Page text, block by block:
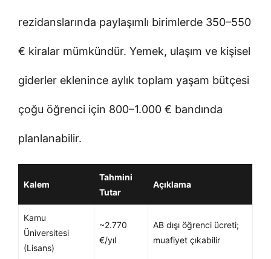
rezidanslarında paylaşımlı birimlerde 350–550
€ kiralar mümkündür. Yemek, ulaşım ve kişisel
giderler eklenince aylık toplam yaşam bütçesi
çoğu öğrenci için 800–1.000 € bandında
planlanabilir.
Kalem
Tahmini
Tutar
Açıklama
Kamu
Üniversitesi
(Lisans)
~2.770
€/yıl
AB dışı öğrenci ücreti;
muafiyet çıkabilir